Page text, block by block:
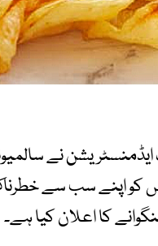
ایڈمنسٹریشن نے
کو اپنے سب سے
کا اعلان کیا ہے۔